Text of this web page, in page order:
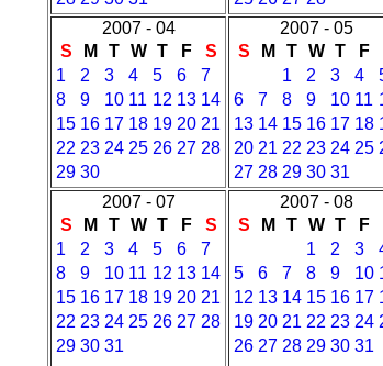
2007 - 04
S
M T W T F
S
1
2 3 4 5 6
7
8
9 10 11 12 13 14
15 16 17 18 19 20 21
22 23 24 25 26 27 28
29 30
2007 - 05
S
M T W T F
1
2 3 4
6
7 8 9 10 11
13 14 15 16 17 18
20 21 22 23 24 25
27 28 29 30 31
2007 - 07
S
M T W T F
S
1
2 3 4 5 6
7
8
9 10 11 12 13 14
15 16 17 18 19 20 21
22 23 24 25 26 27 28
29 30 31
2007 - 08
S
M T W T F
1
2 3
5
6 7 8 9 10
12 13 14 15 16 17
19 20 21 22 23 24
26 27 28 29 30 31